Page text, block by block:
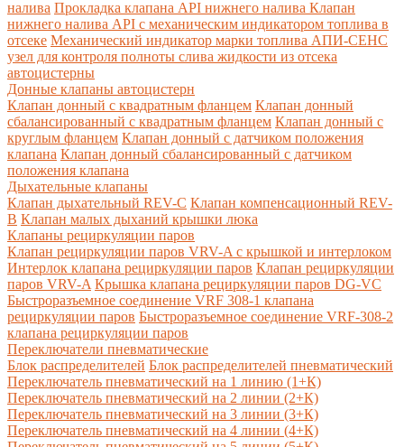
налива Прокладка клапана API нижнего налива Клапан
нижнего налива API с механическим индикатором топлива в
отсеке Механический индикатор марки топлива АПИ-СЕНС
узел для контроля полноты слива жидкости из отсека
автоцистерны
Донные клапаны автоцистерн
Клапан донный с квадратным фланцем Клапан донный
сбалансированный с квадратным фланцем Клапан донный с
круглым фланцем Клапан донный с датчиком положения
клапана Клапан донный сбалансированный с датчиком
положения клапана
Дыхательные клапаны
Клапан дыхательный REV-C Клапан компенсационный REV-
B Клапан малых дыханий крышки люка
Клапаны рециркуляции паров
Клапан рециркуляции паров VRV-A с крышкой и интерлоком
Интерлок клапана рециркуляции паров Клапан рециркуляции
паров VRV-A Крышка клапана рециркуляции паров DG-VC
Быстроразъемное соединение VRF 308-1 клапана
рециркуляции паров Быстроразъемное соединение VRF-308-2
клапана рециркуляции паров
Переключатели пневматические
Блок распределителей Блок распределителей пневматический
Переключатель пневматический на 1 линию (1+К)
Переключатель пневматический на 2 линии (2+К)
Переключатель пневматический на 3 линии (3+К)
Переключатель пневматический на 4 линии (4+К)